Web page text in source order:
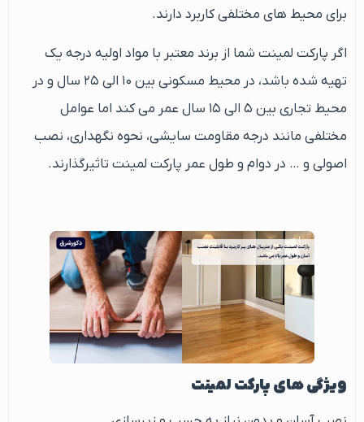
برای محیط های مختلفی کاربرد دارند.
اگر پارکت لمینت شما از برند معتبر با مواد اولیه درجه یک
تهیه شده باشد، در محیط مسکونی بین ۱۰ الی ۲۵ سال و در
محیط تجاری بین ۵ الی ۱۵ سال عمر می کند اما عوامل
مختلفی مانند درجه مقاومت سایشی، نحوه نگهداری، نصب
اصولی و … در دوام و طول عمر پارکت لمینت تاثیرگذارند.
ویژگی های پارکت لمینت